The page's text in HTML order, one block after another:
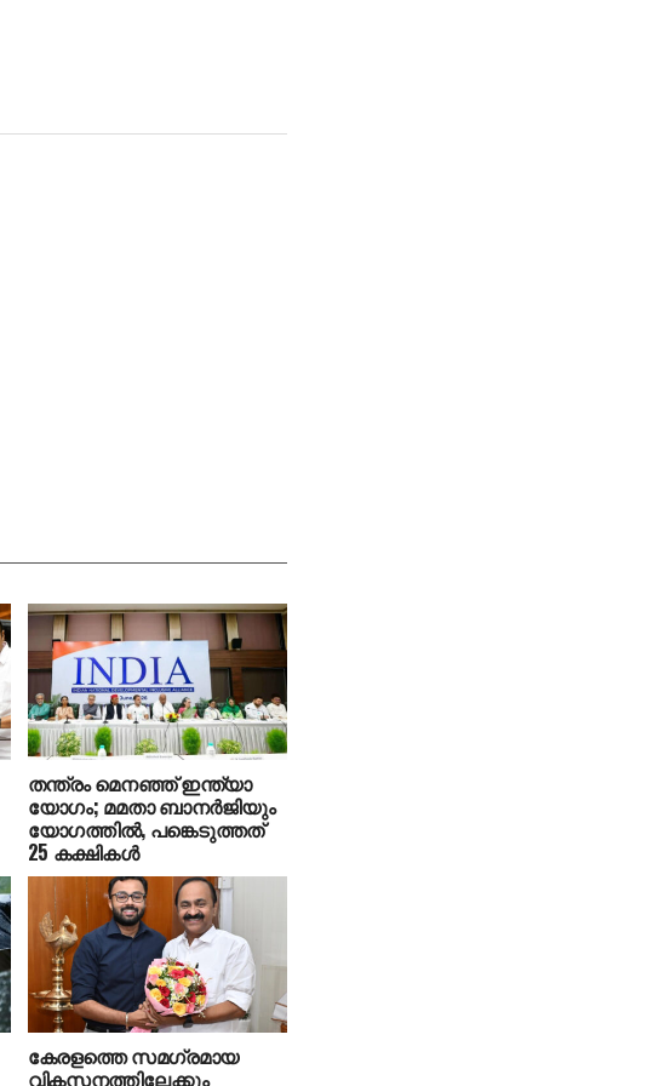
തന്ത്രം മെനഞ്ഞ് ഇന്ത്യാ
യോഗം; മമതാ ബാനര്‍ജിയും
യോഗത്തില്‍, പങ്കെടുത്തത്
25 കക്ഷികള്‍
കേരളത്തെ സമഗ്രമായ
വികസനത്തിലേക്കും